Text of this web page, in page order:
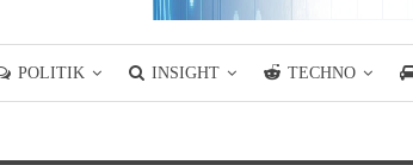
POLITIK INSIGHT TECHNO